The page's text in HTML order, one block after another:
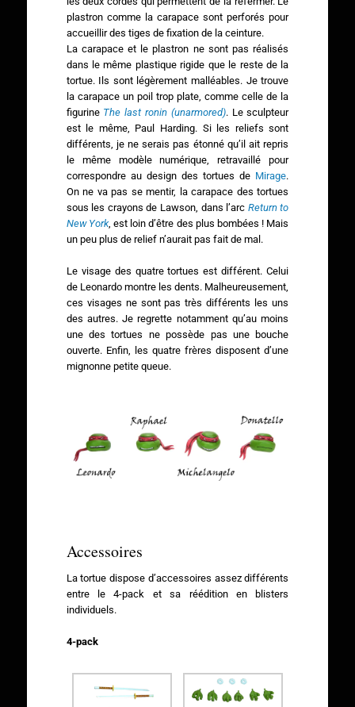
plastron comme la carapace sont perforés pour
accueillir des tiges de fixation de la ceinture.
La carapace et le plastron ne sont pas réalisés
dans le même plastique rigide que le reste de la
tortue. Ils sont légèrement malléables. Je trouve
la carapace un poil trop plate, comme celle de la
figurine The last ronin (unarmored). Le sculpteur
est le même, Paul Harding. Si les reliefs sont
différents, je ne serais pas étonné qu’il ait repris
le même modèle numérique, retravaillé pour
correspondre au design des tortues de Mirage.
On ne va pas se mentir, la carapace des tortues
sous les crayons de Lawson, dans l’arc Return to
New York, est loin d’être des plus bombées ! Mais
un peu plus de relief n’aurait pas fait de mal.
Le visage des quatre tortues est différent. Celui
de Leonardo montre les dents. Malheureusement,
ces visages ne sont pas très différents les uns
des autres. Je regrette notamment qu’au moins
une des tortues ne possède pas une bouche
ouverte. Enfin, les quatre frères disposent d’une
mignonne petite queue.
Accessoires
La tortue dispose d’accessoires assez différents
entre le 4-pack et sa réédition en blisters
individuels.
4-pack